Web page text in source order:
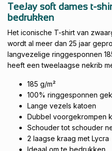
TeeJay soft dames t-
bedrukken
Het iconische T-shirt van
wordt al meer dan 25 jaar
langvezelige ringgesponnen
heeft een tweelaagse nekrib
185 g/m²
100% ringgesponnen
Lange vezels katoen
Dubbel voorgekrompen
Schouder tot schouder
2 laagse kraag met Lycra
Ideaal om te bedrukken